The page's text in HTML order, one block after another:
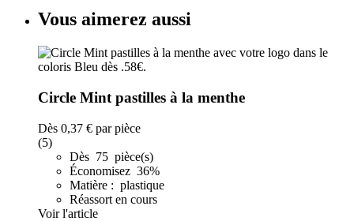
Vous aimerez aussi
Circle Mint pastilles à la menthe
Dès 0,37 € par pièce
(5)
Dès 75 pièce(s)
Économisez 36%
Matière : plastique
Réassort en cours
Voir l'article